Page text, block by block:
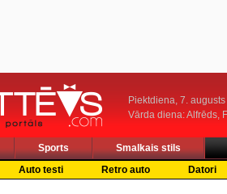
Piektdiena, 7. augusts
Vārda diena: Alfrēds,
Sports
Smalkais stils
Auto testi Retro auto Datori